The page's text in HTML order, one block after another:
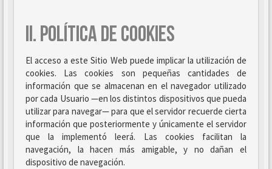
II. POLÍTICA DE COOKIES
El acceso a este Sitio Web puede implicar la utilización de
cookies. Las cookies son pequeñas cantidades de
información que se almacenan en el navegador utilizado
por cada Usuario —en los distintos dispositivos que pueda
utilizar para navegar— para que el servidor recuerde cierta
información que posteriormente y únicamente el servidor
que la implementó leerá. Las cookies facilitan la
navegación, la hacen más amigable, y no dañan el
dispositivo de navegación.